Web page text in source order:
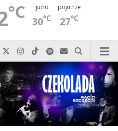
°C jutro
30°C
pojutrze
27°C
po prostu do nas zadzwoń
Odwiedź nas na Facebook-u
Odwiedź nas na X
Odwiedź nas na Instagram-ie
Odwiedź nas na TikTok-u
Szukaj nas na Spotify
Wyślij do nas
Szukaj